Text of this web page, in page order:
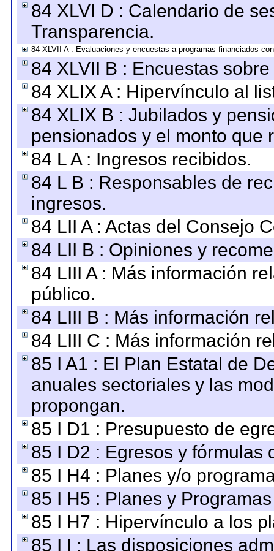
84 XLVI D : Calendario de
Transparencia.
84 XLVII A : Evaluaciones y encuestas a programas financiados
84 XLVII B : Encuestas
84 XLIX A : Hipervínculo al
84 XLIX B : Jubilados y
pensionados y el monto que
84 L A : Ingresos recibidos.
84 L B : Responsables de
ingresos.
84 LII A : Actas del Consejo
84 LII B : Opiniones y
84 LIII A : Más información
público.
84 LIII B : Más información
84 LIII C : Más información
85 I A1 : El Plan Estatal de
anuales sectoriales y las
propongan.
85 I D1 : Presupuesto de
85 I D2 : Egresos y fórmulas
85 I H4 : Planes y/o
85 I H5 : Planes y
85 I H7 : Hipervínculo a los
85 I I : Las disposiciones